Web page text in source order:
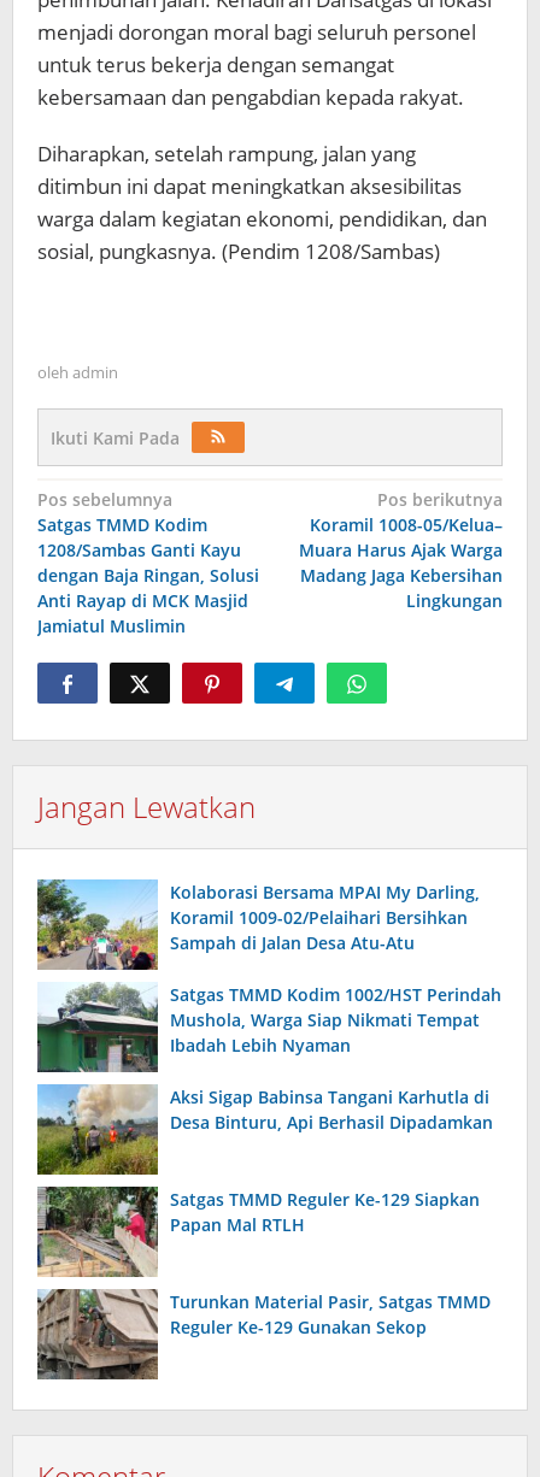
menjadi dorongan moral bagi seluruh personel
untuk terus bekerja dengan semangat
kebersamaan dan pengabdian kepada rakyat.
Diharapkan, setelah rampung, jalan yang
ditimbun ini dapat meningkatkan aksesibilitas
warga dalam kegiatan ekonomi, pendidikan, dan
sosial, pungkasnya. (Pendim 1208/Sambas)
oleh admin
Ikuti Kami Pada
Navigasi
pos
Pos sebelumnya
Satgas TMMD Kodim
1208/Sambas Ganti Kayu
dengan Baja Ringan, Solusi
Anti Rayap di MCK Masjid
Jamiatul Muslimin
Pos berikutnya
Koramil 1008-05/Kelua–
Muara Harus Ajak Warga
Madang Jaga Kebersihan
Lingkungan
Jangan Lewatkan
Kolaborasi Bersama MPAI My Darling,
Koramil 1009-02/Pelaihari Bersihkan
Sampah di Jalan Desa Atu-Atu
Satgas TMMD Kodim 1002/HST Perindah
Mushola, Warga Siap Nikmati Tempat
Ibadah Lebih Nyaman
Aksi Sigap Babinsa Tangani Karhutla di
Desa Binturu, Api Berhasil Dipadamkan
Satgas TMMD Reguler Ke-129 Siapkan
Papan Mal RTLH
Turunkan Material Pasir, Satgas TMMD
Reguler Ke-129 Gunakan Sekop